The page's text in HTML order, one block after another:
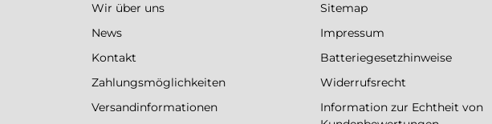
Wir über uns
News
Kontakt
Zahlungsmöglichkeiten
Versandinformationen
Sitemap
Impressum
Batteriegesetzhinweise
Widerrufsrecht
Information zur Echtheit von